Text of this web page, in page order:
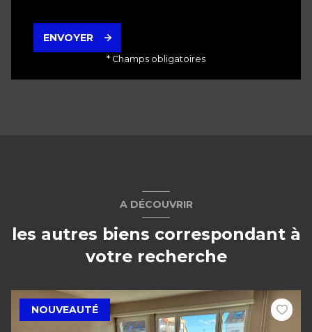
ENVOYER
* Champs obligatoires
A DÉCOUVRIR
les autres biens correspondant à
votre recherche
NOUVEAUTÉ